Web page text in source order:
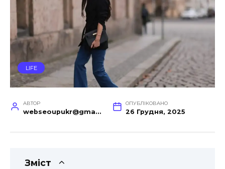
LIFE
АВТОР
webseoupukr@gmail.com
ОПУБЛІКОВАНО
26 Грудня, 2025
Зміст